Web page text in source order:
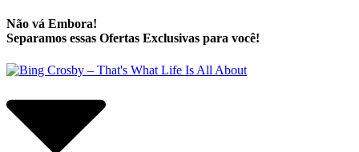
Não vá Embora!
Separamos essas Ofertas Exclusivas para você!